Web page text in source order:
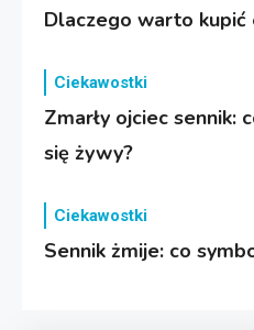
Dlaczego warto
Ciekawostki
Zmarły ojciec sennik:
się żywy?
Ciekawostki
Sennik żmije: co